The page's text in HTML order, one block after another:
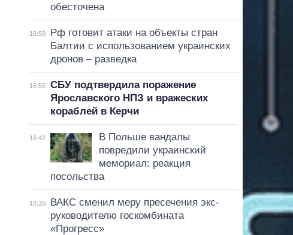
обесточена
16:59
Рф готовит атаки на объекты стран
Балтии с использованием украинских
дронов – разведка
16:55
СБУ подтвердила поражение
Ярославского НПЗ и вражеских
кораблей в Керчи
16:42
В Польше вандалы
повредили украинский
мемориал: реакция
посольства
16:20
ВАКС сменил меру пресечения экс-
руководителю госкомбината
«Прогресс»